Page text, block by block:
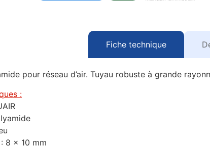
Fiche technique
pour réseau d’air. Tuyau robuste à grande
:
8 x 10 mm